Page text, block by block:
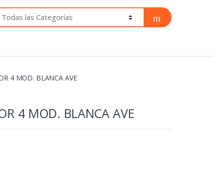
4 MOD. BLANCA AVE
4 MOD. BLANCA AVE